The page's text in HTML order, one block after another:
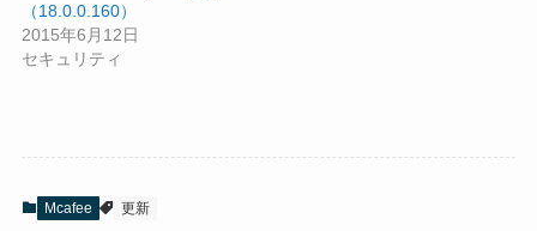
（18.0.0.160）
2015年6月12日
セキュリティ
Mcafee 更新